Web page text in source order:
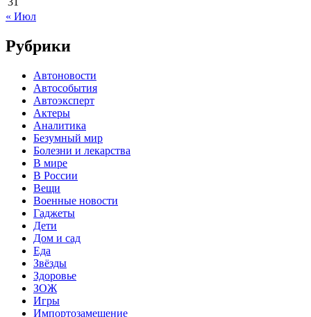
« Июл
Рубрики
Автоновости
Автособытия
Автоэксперт
Актеры
Аналитика
Безумный мир
Болезни и лекарства
В мире
В России
Вещи
Военные новости
Гаджеты
Дети
Дом и сад
Еда
Звёзды
Здоровье
ЗОЖ
Игры
Импортозамещение